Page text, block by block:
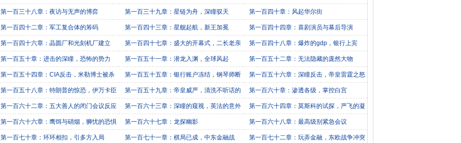
第一百三十八章：夜访与无声的博弈 第一百三十九章：星链为舟，深瞳驭天 第一百四十章：风起华尔街
第一百四十二章：军工复合体的筹码 第一百四十三章：星舰起航，新王加冕 第一百四十四章：喜剧演员与幕后导演
第一百四十六章：晶圆厂和光刻机厂建立 第一百四十七章：盛大的开幕式，二长老亲 第一百四十八章：爆炸的gdp，银行上宾
第一百五十章：进击的深瞳，恐怖的势力 第一百五十一章：潜龙入渊，全球风起 第一百五十二章：无法隐藏的庞然大物
第一百五十四章：CIA反击，米勒博士被杀 第一百五十五章：银行账户冻结，钢琴师断 第一百五十六章：深瞳反击，帝皇雷霆之怒
第一百五十八章：特朗普的惊恐，伊万卡臣 第一百五十九章：帝皇威严，清洗不听话的 第一百六十章：渗透各级，掌控白宫
第一百六十二章：五大善人的闭门会议反应 第一百六十三章：深瞳的窥视，英法的意外 第一百六十四章：莫斯科的试探，严飞的凝
视
第一百六十六章：鹰饵与硝烟，狮忧的恐惧 第一百六十七章：龙探幽影 第一百六十八章：最高级别紧急会议
第一百七十章：环环相扣，引多方入局 第一百七十一章：棋局已成，中东金融战 第一百七十二章：玩弄金融，东欧战争冲突